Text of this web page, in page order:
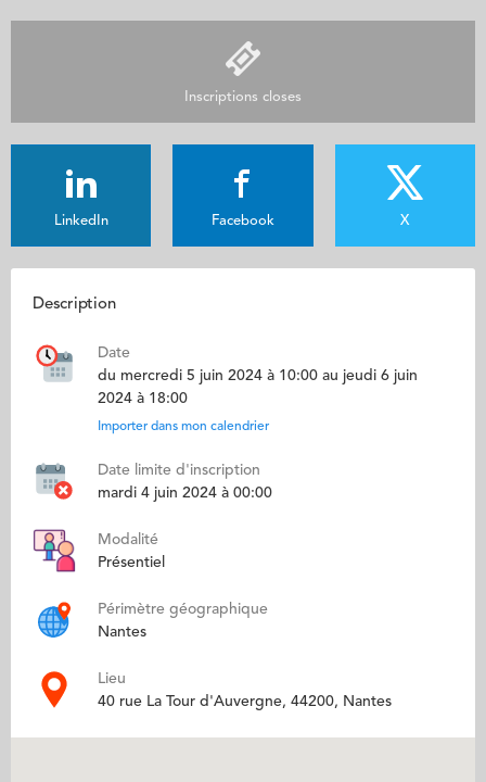
Inscriptions closes
LinkedIn Facebook X
Description
Date
du mercredi 5 juin 2024 à 10:00 au jeudi 6 juin
2024 à 18:00
Importer dans mon calendrier
Date limite d'inscription
mardi 4 juin 2024 à 00:00
Modalité
Présentiel
Périmètre géographique
Nantes
Lieu
40 rue La Tour d'Auvergne, 44200, Nantes